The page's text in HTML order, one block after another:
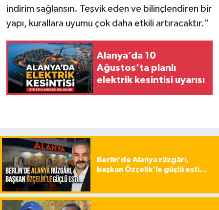
indirim sağlansın. Teşvik eden ve bilinçlendiren bir
yapı, kurallara uyumu çok daha etkili artıracaktır."
Alanya’da 10
Ağustos’ta planlı
elektrik kesintisi uyarısı
Berlin’de Alanya rüzgârı,
başkan Özçelik’le güçlü esti…